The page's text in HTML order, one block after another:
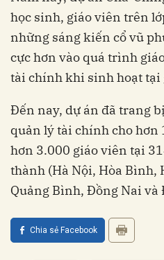
học sinh, giáo viên trên
những sáng kiến cổ vũ
cực hơn vào quá trình
tài chính khi sinh hoạt tại
Đến nay, dự án đã trang
quản lý tài chính cho hơn
hơn 3.000 giáo viên tại
thành (Hà Nội, Hòa Bình,
Quảng Bình, Đồng Nai và
Chia sẻ Facebook